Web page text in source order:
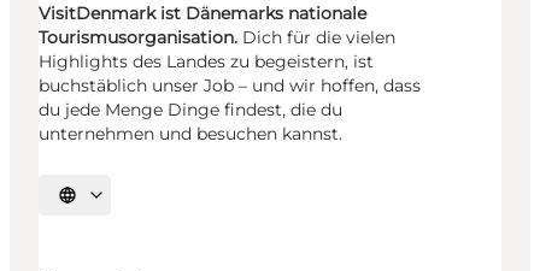
VisitDenmark ist Dänemarks nationale
Tourismusorganisation. Dich für die vielen
Highlights des Landes zu begeistern, ist
buchstäblich unser Job – und wir hoffen, dass
du jede Menge Dinge findest, die du
unternehmen und besuchen kannst.
Sprache auswählen